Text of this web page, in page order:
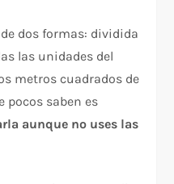
dos formas: dividida
las unidades del
metros cuadrados de
pocos saben es
aunque no uses las